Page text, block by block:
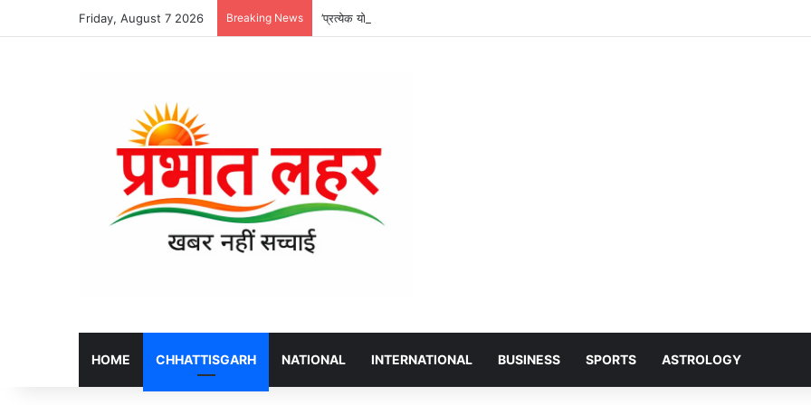
Friday, August 7 2026 Breaking News ’प्रत्येक योजना की जानकारी अंतिम छोर तक पहुंचे, तभी विकसित भारत का होगा संकल्प साकार -श्री नेहरू राम निषाद’
HOME CHHATTISGARH NATIONAL INTERNATIONAL BUSINESS SPORTS ASTROLOGY